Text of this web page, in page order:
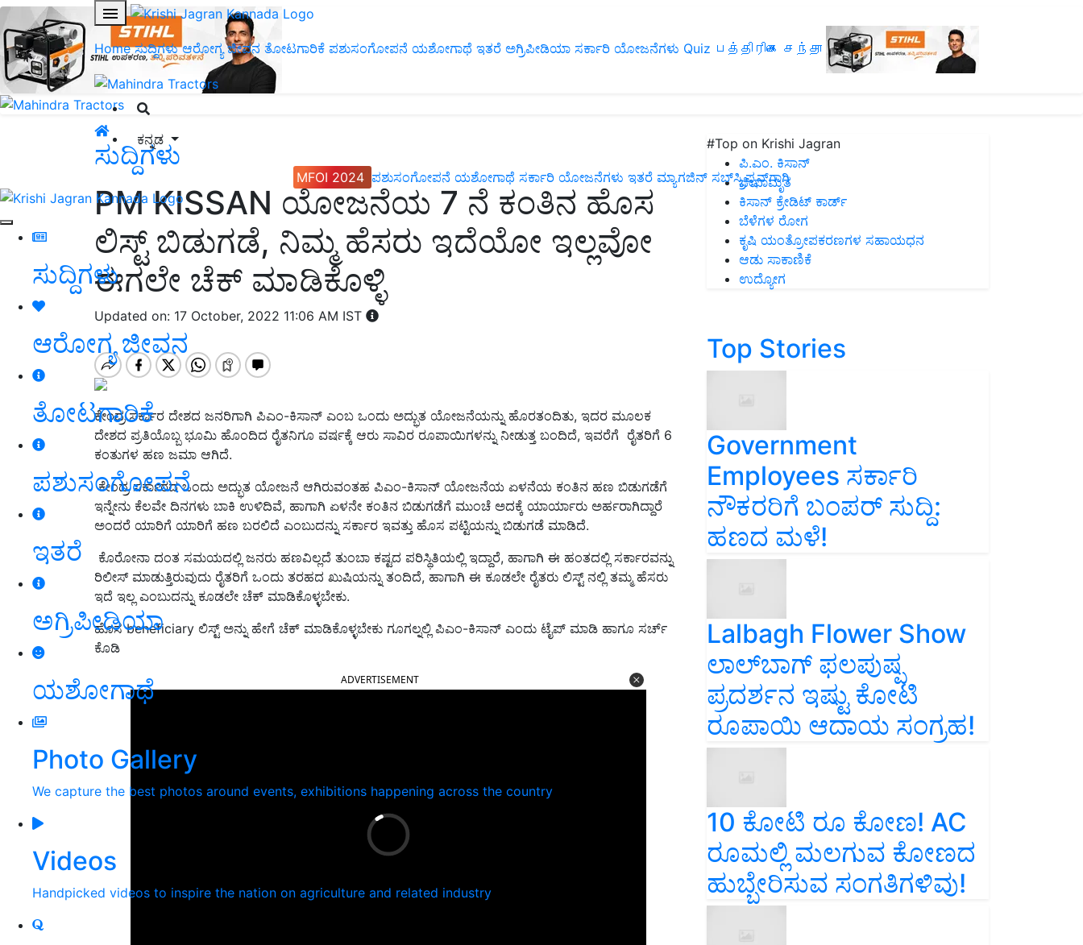
Home ಸುದ್ದಿಗಳು ಆರೋಗ್ಯ ಜೀವನ ತೋಟಗಾರಿಕೆ ಪಶುಸಂಗೋಪನೆ ಯಶೋಗಾಥೆ ಇತರೆ ಅಗ್ರಿಪೀಡಿಯಾ ಸರ್ಕಾರಿ ಯೋಜನೆಗಳು Quiz பத்திரிகை சந்தா
ಕನ್ನಡ
MFOI 2024 ಪಶುಸಂಗೋಪನೆ ಯಶೋಗಾಥೆ ಸರ್ಕಾರಿ ಯೋಜನೆಗಳು ಇತರೆ ಮ್ಯಾಗಜಿನ್‌ ಸಬ್‌ಸ್ಕ್ರಿಪ್ಷನ್‌ಗಾಗಿ
ಸುದ್ದಿಗಳು
ಆರೋಗ್ಯ ಜೀವನ
ತೋಟಗಾರಿಕೆ
ಪಶುಸಂಗೋಪನೆ
ಇತರೆ
ಅಗ್ರಿಪೀಡಿಯಾ
ಯಶೋಗಾಥೆ
Photo Gallery
We capture the best photos around events, exhibitions happening across the country
Videos
Handpicked videos to inspire the nation on agriculture and related industry
ಸುದ್ದಿಗಳು
PM KISSAN ಯೋಜನೆಯ 7 ನೆ ಕಂತಿನ ಹೊಸ
ಲಿಸ್ಟ್ ಬಿಡುಗಡೆ, ನಿಮ್ಮ ಹೆಸರು ಇದೆಯೋ ಇಲ್ಲವೋ
ಈಗಲೇ ಚೆಕ್ ಮಾಡಿಕೊಳ್ಳಿ
Updated on: 17 October, 2022 11:06 AM IST
ಕೇಂದ್ರ ಸರ್ಕಾರ ದೇಶದ ಜನರಿಗಾಗಿ ಪಿಎಂ-ಕಿಸಾನ್ ಎಂಬ ಒಂದು ಅದ್ಭುತ ಯೋಜನೆಯನ್ನು ಹೊರತಂದಿತು, ಇದರ ಮೂಲಕ
ದೇಶದ ಪ್ರತಿಯೊಬ್ಬ ಭೂಮಿ ಹೊಂದಿದ ರೈತನಿಗೂ ವರ್ಷಕ್ಕೆ ಆರು ಸಾವಿರ ರೂಪಾಯಿಗಳನ್ನು ನೀಡುತ್ತ ಬಂದಿದೆ, ಇವರೆಗೆ ರೈತರಿಗೆ 6
ಕಂತುಗಳ ಹಣ ಜಮಾ ಆಗಿದೆ.
ಕೇಂದ್ರ ಸರ್ಕಾರದ ಒಂದು ಅದ್ಭುತ ಯೋಜನೆ ಆಗಿರುವಂತಹ ಪಿಎಂ-ಕಿಸಾನ್ ಯೋಜನೆಯ ಏಳನೆಯ ಕಂತಿನ ಹಣ ಬಿಡುಗಡೆಗೆ
ಇನ್ನೇನು ಕೆಲವೇ ದಿನಗಳು ಬಾಕಿ ಉಳಿದಿವೆ, ಹಾಗಾಗಿ ಏಳನೇ ಕಂತಿನ ಬಿಡುಗಡೆಗೆ ಮುಂಚೆ ಅದಕ್ಕೆ ಯಾರ್ಯಾರು ಅರ್ಹರಾಗಿದ್ದಾರೆ
ಅಂದರೆ ಯಾರಿಗೆ ಯಾರಿಗೆ ಹಣ ಬರಲಿದೆ ಎಂಬುದನ್ನು ಸರ್ಕಾರ ಇವತ್ತು ಹೊಸ ಪಟ್ಟಿಯನ್ನು ಬಿಡುಗಡೆ ಮಾಡಿದೆ.
ಕೊರೋನಾ ದಂತ ಸಮಯದಲ್ಲಿ ಜನರು ಹಣವಿಲ್ಲದೆ ತುಂಬಾ ಕಷ್ಟದ ಪರಿಸ್ಥಿತಿಯಲ್ಲಿ ಇದ್ದಾರೆ, ಹಾಗಾಗಿ ಈ ಹಂತದಲ್ಲಿ ಸರ್ಕಾರವನ್ನು
ರಿಲೀಸ್ ಮಾಡುತ್ತಿರುವುದು ರೈತರಿಗೆ ಒಂದು ತರಹದ ಖುಷಿಯನ್ನು ತಂದಿದೆ, ಹಾಗಾಗಿ ಈ ಕೂಡಲೇ ರೈತರು ಲಿಸ್ಟ್ ನಲ್ಲಿ ತಮ್ಮ ಹೆಸರು
ಇದೆ ಇಲ್ಲ ಎಂಬುದನ್ನು ಕೂಡಲೇ ಚೆಕ್ ಮಾಡಿಕೊಳ್ಳಬೇಕು.
ಹೊಸ beneficiary ಲಿಸ್ಟ್ ಅನ್ನು ಹೇಗೆ ಚೆಕ್ ಮಾಡಿಕೊಳ್ಳಬೇಕು ಗೂಗಲ್ನಲ್ಲಿ ಪಿಎಂ-ಕಿಸಾನ್ ಎಂದು ಟೈಪ್ ಮಾಡಿ ಹಾಗೂ ಸರ್ಚ್
ಕೊಡಿ
ADVERTISEMENT
#Top on Krishi Jagran
ಪಿ.ಎಂ. ಕಿಸಾನ್
ಜೀವಾಮೃತ
ಕಿಸಾನ್ ಕ್ರೇಡಿಟ್ ಕಾರ್ಡ್
ಬೆಳೆಗಳ ರೋಗ
ಕೃಷಿ ಯಂತ್ರೋಪಕರಣಗಳ ಸಹಾಯಧನ
ಆಡು ಸಾಕಾಣಿಕೆ
ಉದ್ಯೋಗ
Top Stories
Government
Employees ಸರ್ಕಾರಿ
ನೌಕರರಿಗೆ ಬಂಪರ್‌ ಸುದ್ದಿ:
ಹಣದ ಮಳೆ!
Lalbagh Flower Show
ಲಾಲ್‌ಬಾಗ್ ಫಲಪುಷ್ಪ
ಪ್ರದರ್ಶನ ಇಷ್ಟು ಕೋಟಿ
ರೂಪಾಯಿ ಆದಾಯ ಸಂಗ್ರಹ!
10 ಕೋಟಿ ರೂ ಕೋಣ! AC
ರೂಮಲ್ಲಿ ಮಲಗುವ ಕೋಣದ
ಹುಬ್ಬೇರಿಸುವ ಸಂಗತಿಗಳಿವು!